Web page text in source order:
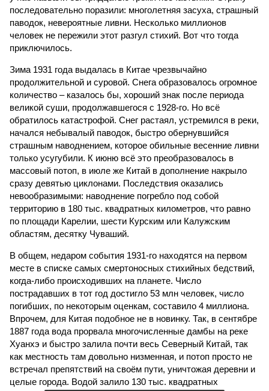
последовательно поразили: многолетняя засуха, страшный
паводок, невероятные ливни. Несколько миллионов
человек не пережили этот разгул стихий. Вот что тогда
приключилось.
Зима 1931 года выдалась в Китае чрезвычайно
продолжительной и суровой. Снега образовалось огромное
количество – казалось бы, хороший знак после периода
великой суши, продолжавшегося с 1928-го. Но всё
обратилось катастрофой. Снег растаял, устремился в реки,
начался небывалый паводок, быстро обернувшийся
страшным наводнением, которое обильные весенние ливни
только усугубили. К июню всё это преобразовалось в
массовый потоп, в июле же Китай в дополнение накрыло
сразу девятью циклонами. Последствия оказались
невообразимыми: наводнение погребло под собой
территорию в 180 тыс. квадратных километров, что равно
по площади Карелии, шести Курским или Калужским
областям, десятку Чуваший.
В общем, недаром события 1931-го находятся на первом
месте в списке самых смертоносных стихийных бедствий,
когда-либо происходивших на планете. Число
пострадавших в тот год достигло 53 млн человек, число
погибших, по некоторым оценкам, составило 4 миллиона.
Впрочем, для Китая подобное не в новинку. Так, в сентябре
1887 года вода прорвала многочисленные дамбы на реке
Хуанхэ и быстро залила почти весь Северный Китай, так
как местность там довольно низменная, и потоп просто не
встречал препятствий на своём пути, уничтожая деревни и
целые города. Водой залило 130 тыс. квадратных